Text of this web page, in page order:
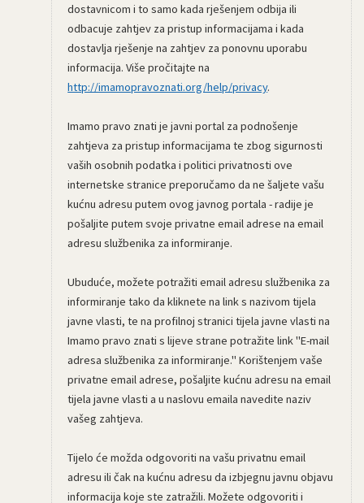
dostavnicom i to samo kada rješenjem odbija ili
odbacuje zahtjev za pristup informacijama i kada
dostavlja rješenje na zahtjev za ponovnu uporabu
informacija. Više pročitajte na
http://imamopravoznati.org/help/privacy.
Imamo pravo znati je javni portal za podnošenje
zahtjeva za pristup informacijama te zbog sigurnosti
vaših osobnih podatka i politici privatnosti ove
internetske stranice preporučamo da ne šaljete vašu
kućnu adresu putem ovog javnog portala - radije je
pošaljite putem svoje privatne email adrese na email
adresu službenika za informiranje.
Ubuduće, možete potražiti email adresu službenika za
informiranje tako da kliknete na link s nazivom tijela
javne vlasti, te na profilnoj stranici tijela javne vlasti na
Imamo pravo znati s lijeve strane potražite link "E-mail
adresa službenika za informiranje." Korištenjem vaše
privatne email adrese, pošaljite kućnu adresu na email
tijela javne vlasti a u naslovu emaila navedite naziv
vašeg zahtjeva.
Tijelo će možda odgovoriti na vašu privatnu email
adresu ili čak na kućnu adresu da izbjegnu javnu objavu
informacija koje ste zatražili. Možete odgovoriti i